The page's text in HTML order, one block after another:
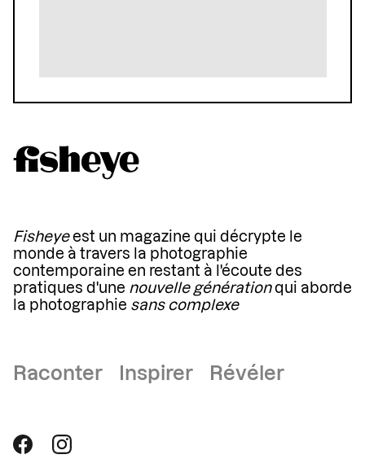
Fisheyeest un magazine qui décrypte le
monde à travers la photographie
contemporaine en restant à l'écoute des
pratiques d'une nouvelle générationqui aborde
la photographie sans complexe
Raconter Inspirer Révéler